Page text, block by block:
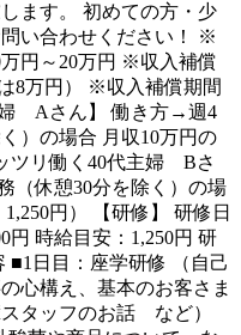
ます。 初めての方・少
い合わせください！ ※
円～20万円 ※収入補償
8万円） ※収入補償期間
婦 Aさん】 働き方→週4
）の場合 月収10万円の
ツリ働く40代主婦 Bさ
（休憩30分を除く）の場
円） 【研修】 研修日
時給目安：1,250円 研
日目：座学研修 （自己
心構え、基本のお客さま
タッフのお話 など）